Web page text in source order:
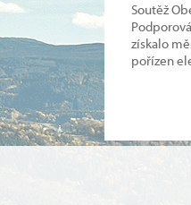
Soutěž
získalo
pořízen